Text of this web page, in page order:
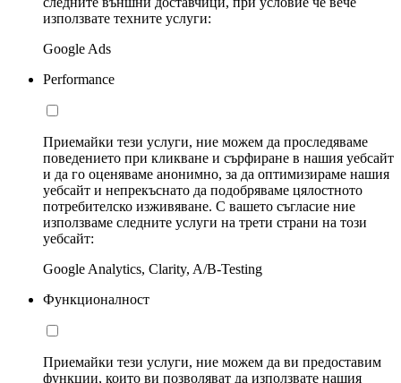
използвате техните услуги:
Google Ads
Performance
Приемайки тези услуги, ние можем да проследяваме
поведението при кликване и сърфиране в нашия уебсайт
и да го оценяваме анонимно, за да оптимизираме нашия
уебсайт и непрекъснато да подобряваме цялостното
потребителско изживяване. С вашето съгласие ние
използваме следните услуги на трети страни на този
уебсайт:
Google Analytics, Clarity, A/B-Testing
Функционалност
Приемайки тези услуги, ние можем да ви предоставим
функции, които ви позволяват да използвате нашия